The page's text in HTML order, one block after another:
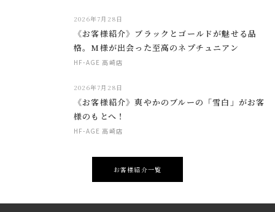
2026年7月28日
《お客様紹介》ブラックとゴールドが魅せる品
格。M様が出会った至高のネプチュニアン
HF-AGE 高崎店
2026年7月28日
《お客様紹介》爽やかのブルーの「雪白」がお客
様のもとへ！
HF-AGE 高崎店
お客様紹介一覧